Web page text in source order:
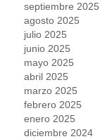
septiembre 2025
agosto 2025
julio 2025
junio 2025
mayo 2025
abril 2025
marzo 2025
febrero 2025
enero 2025
diciembre 2024